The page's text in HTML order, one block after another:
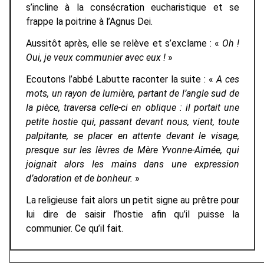
s’incline à la consécration eucharistique et se
frappe la poitrine à l’Agnus Dei.
Aussitôt après, elle se relève et s’exclame : « Oh !
Oui, je veux communier avec eux ! »
Ecoutons l’abbé Labutte raconter la suite : «A ces
mots, un rayon de lumière, partant de l’angle sud de
la pièce, traversa celle-ci en oblique : il portait une
petite hostie qui, passant devant nous, vient, toute
palpitante, se placer en attente devant le visage,
presque sur les lèvres de Mère Yvonne-Aimée, qui
joignait alors les mains dans une expression
d’adoration et de bonheur. »
La religieuse fait alors un petit signe au prêtre pour
lui dire de saisir l’hostie afin qu’il puisse la
communier. Ce qu’il fait.